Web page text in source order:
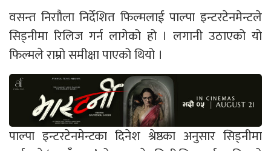
वसन्त निराौला निर्देशित फिल्मलाई पाल्पा इन्टरटेनमेन्टले
सिड्नीमा रिलिज गर्न लागेको हो । लगानी उठाएको यो
फिल्मले राम्रो समीक्षा पाएको थियो ।
पाल्पा इन्टरटेनमेन्टका दिनेश श्रेष्ठका अनुसार सिड्नीमा